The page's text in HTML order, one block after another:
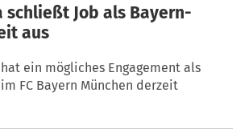
schließt Job als Bayern-
aus
ein mögliches Engagement als
FC Bayern München derzeit